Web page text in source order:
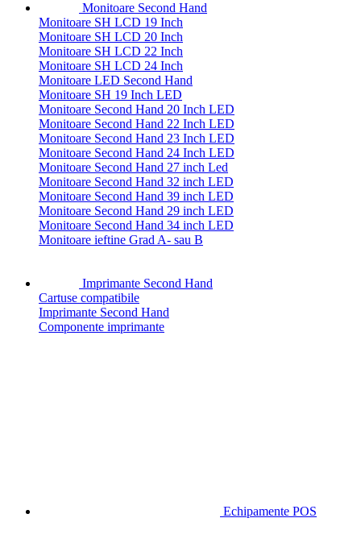
Monitoare Second Hand
Monitoare SH LCD 19 Inch
Monitoare SH LCD 20 Inch
Monitoare SH LCD 22 Inch
Monitoare SH LCD 24 Inch
Monitoare LED Second Hand
Monitoare SH 19 Inch LED
Monitoare Second Hand 20 Inch LED
Monitoare Second Hand 22 Inch LED
Monitoare Second Hand 23 Inch LED
Monitoare Second Hand 24 Inch LED
Monitoare Second Hand 27 inch Led
Monitoare Second Hand 32 inch LED
Monitoare Second Hand 39 inch LED
Monitoare Second Hand 29 inch LED
Monitoare Second Hand 34 inch LED
Monitoare ieftine Grad A- sau B
Imprimante Second Hand
Cartuse compatibile
Imprimante Second Hand
Componente imprimante
Echipamente POS